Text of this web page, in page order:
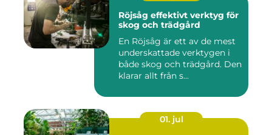
Röjsåg effektivt verktyg för
skog och trädgård
En Röjsåg är ett av de mest
underskattade verktygen i
både skog och trädgård. Den
klarar allt från s...
01. jul